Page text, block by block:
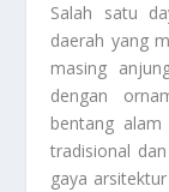
Salah satu
daerah yang
masing
dengan
bentang
tradisional
gaya